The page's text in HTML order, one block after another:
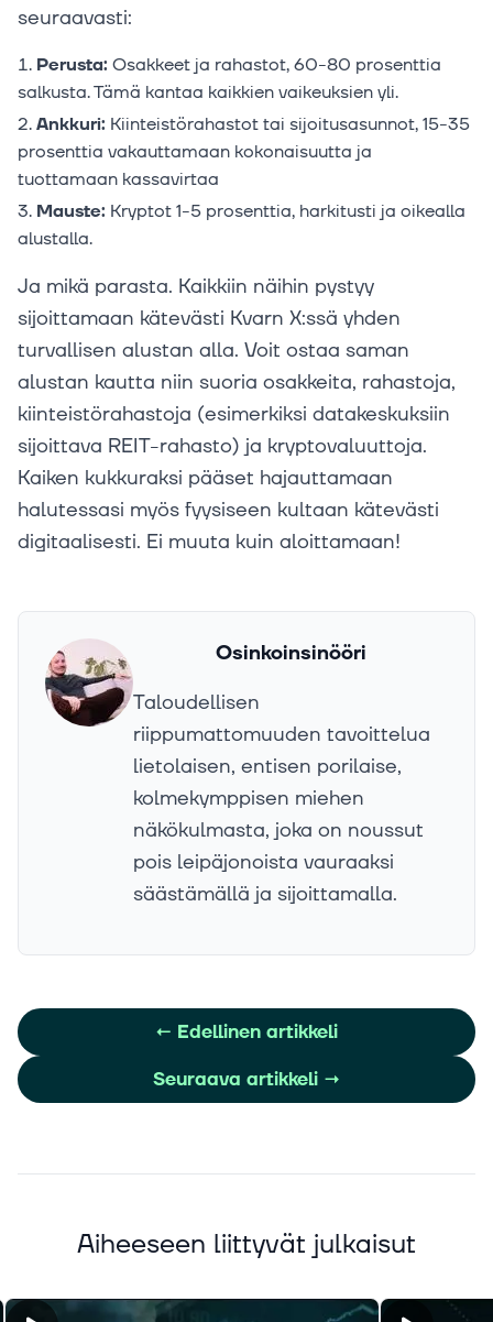
seuraavasti:
Perusta: Osakkeet ja rahastot, 60-80 prosenttia
salkusta. Tämä kantaa kaikkien vaikeuksien yli.
Ankkuri: Kiinteistörahastot tai sijoitusasunnot, 15-35
prosenttia vakauttamaan kokonaisuutta ja
tuottamaan kassavirtaa
Mauste: Kryptot 1-5 prosenttia, harkitusti ja oikealla
alustalla.
Ja mikä parasta. Kaikkiin näihin pystyy
sijoittamaan kätevästi Kvarn X:ssä yhden
turvallisen alustan alla. Voit ostaa saman
alustan kautta niin suoria osakkeita, rahastoja,
kiinteistörahastoja (esimerkiksi datakeskuksiin
sijoittava REIT-rahasto) ja kryptovaluuttoja.
Kaiken kukkuraksi pääset hajauttamaan
halutessasi myös fyysiseen kultaan kätevästi
digitaalisesti. Ei muuta kuin aloittamaan!
Osinkoinsinööri
Taloudellisen
riippumattomuuden tavoittelua
lietolaisen, entisen porilaise,
kolmekymppisen miehen
näkökulmasta, joka on noussut
pois leipäjonoista vauraaksi
säästämällä ja sijoittamalla.
← Edellinen artikkeli
Seuraava artikkeli →
Aiheeseen liittyvät julkaisut